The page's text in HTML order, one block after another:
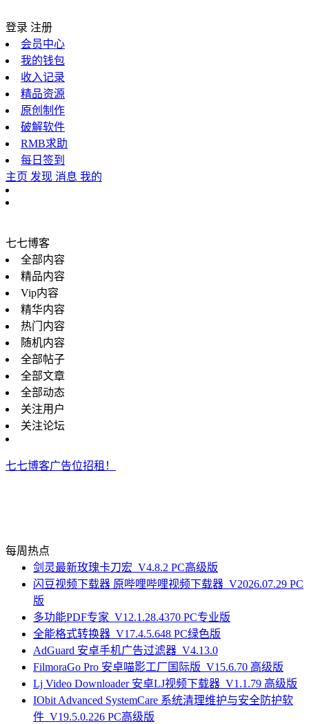
登录 注册
会员中心
我的钱包
收入记录
精品资源
原创制作
破解软件
RMB求助
每日签到
主页 发现 消息 我的
七七博客
全部内容
精品内容
Vip内容
精华内容
热门内容
随机内容
全部帖子
全部文章
全部动态
关注用户
关注论坛
七七博客广告位招租！
每周热点
剑灵最新玫瑰卡刀宏_V4.8.2 PC高级版
闪豆视频下载器 原哔哩哔哩视频下载器_V2026.07.29 PC
版
多功能PDF专家_V12.1.28.4370 PC专业版
全能格式转换器_V17.4.5.648 PC绿色版
AdGuard 安卓手机广告过滤器_V4.13.0
FilmoraGo Pro 安卓喵影工厂国际版_V15.6.70 高级版
Lj Video Downloader 安卓LJ视频下载器_V1.1.79 高级版
IObit Advanced SystemCare 系统清理维护与安全防护软
件_V19.5.0.226 PC高级版